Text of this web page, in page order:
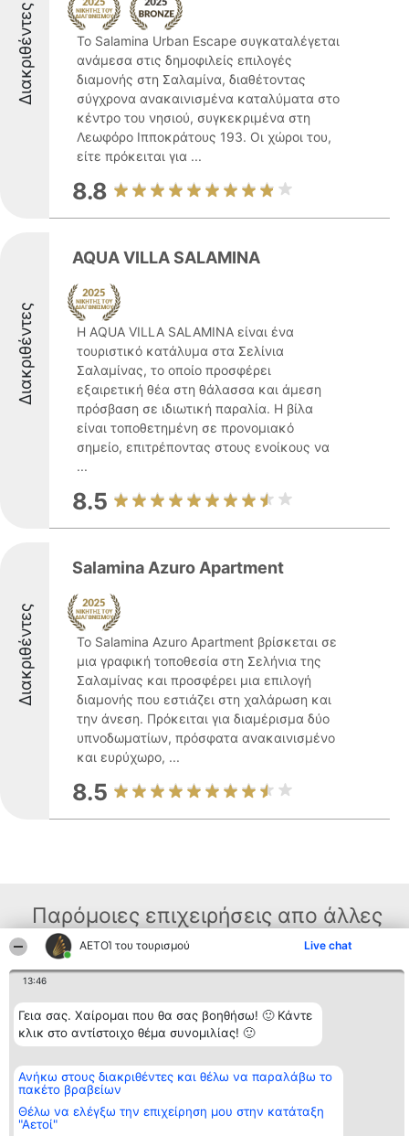
ΑΕΤΟΊ του τουρισμού Live chat
13:46
Γεια σας. Χαίρομαι που θα σας βοηθήσω! 🙂 Κάντε
κλικ στο αντίστοιχο θέμα συνομιλίας! 🙂
Ανήκω στους διακριθέντες και θέλω να παραλάβω το
πακέτο βραβείων
Θέλω να ελέγξω την επιχείρηση μου στην κατάταξη
"Αετοί"
Διακριθέντες
Το Salamina Urban Escape συγκαταλέγεται
ανάμεσα στις δημοφιλείς επιλογές
διαμονής στη Σαλαμίνα, διαθέτοντας
σύγχρονα ανακαινισμένα καταλύματα στο
κέντρο του νησιού, συγκεκριμένα στη
Λεωφόρο Ιπποκράτους 193. Οι χώροι του,
είτε πρόκειται για ...
8.8
Διακριθέντες
AQUA VILLA SALAMINA
Η AQUA VILLA SALAMINA είναι ένα
τουριστικό κατάλυμα στα Σελίνια
Σαλαμίνας, το οποίο προσφέρει
εξαιρετική θέα στη θάλασσα και άμεση
πρόσβαση σε ιδιωτική παραλία. Η βίλα
είναι τοποθετημένη σε προνομιακό
σημείο, επιτρέποντας στους ενοίκους να
...
8.5
Διακριθέντες
Salamina Azuro Apartment
Το Salamina Azuro Apartment βρίσκεται σε
μια γραφική τοποθεσία στη Σελήνια της
Σαλαμίνας και προσφέρει μια επιλογή
διαμονής που εστιάζει στη χαλάρωση και
την άνεση. Πρόκειται για διαμέρισμα δύο
υπνοδωματίων, πρόσφατα ανακαινισμένο
και ευρύχωρο, ...
8.5
Παρόμοιες επιχειρήσεις απο άλλες
περιοχές
Διοργανωτής της
κατάταξης
BEAUTIFUL COMPANY
Μονοπρόσωπη ΙΚΕ
2104128019
email:
Κατάταξη
Διακριθέντες
Λίστα όλων
των
Μεθοδολογία
ΠΟΛΙΤΙΚΗ
Επικοινωνία
Επικοινωνία